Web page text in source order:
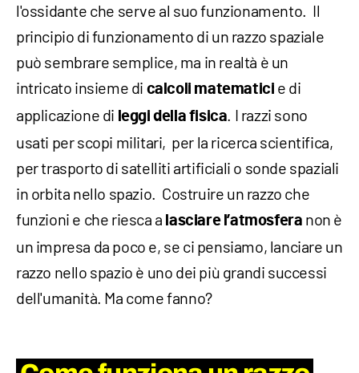
l'ossidante che serve al suo funzionamento. Il
principio di funzionamento di un razzo spaziale
può sembrare semplice, ma in realtà è un
intricato insieme di calcoli matematici e di
applicazione di leggi della fisica. I razzi sono
usati per scopi militari, per la ricerca scientifica,
per trasporto di satelliti artificiali o sonde spaziali
in orbita nello spazio. Costruire un razzo che
funzioni e che riesca a lasciare l’atmosfera non è
un impresa da poco e, se ci pensiamo, lanciare un
razzo nello spazio è uno dei più grandi successi
dell'umanità. Ma come fanno?